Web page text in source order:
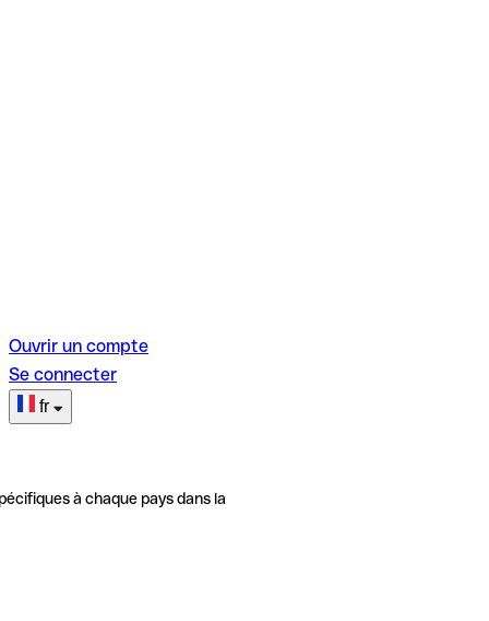
Ouvrir un compte
Se connecter
fr
à chaque pays dans la